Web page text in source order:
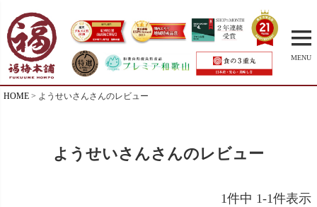
MENU
HOME ようせいさんさんのレビュー
ようせいさんさんのレビュー
1件中 1-1件表示